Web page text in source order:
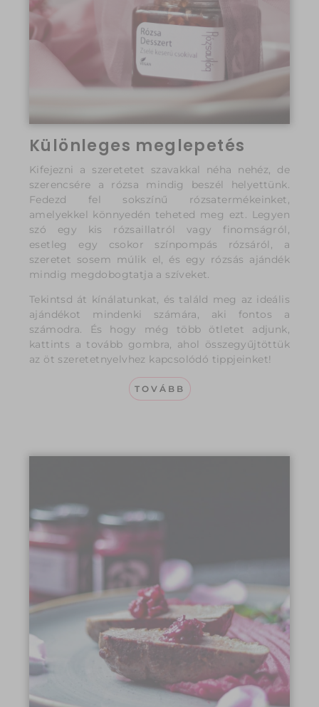
Különleges meglepetés
Kifejezni a szeretetet szavakkal néha nehéz, de
szerencsére a rózsa mindig beszél helyettünk.
Fedezd fel sokszínű rózsatermékeinket,
amelyekkel könnyedén teheted meg ezt. Legyen
szó egy kis rózsaillatról vagy finomságról,
esetleg egy csokor színpompás rózsáról, a
szeretet sosem múlik el, és egy rózsás ajándék
mindig megdobogtatja a szíveket.
Tekintsd át kínálatunkat, és találd meg az ideális
ajándékot mindenki számára, aki fontos a
számodra. És hogy még több ötletet adjunk,
kattints a tovább gombra, ahol összegyűjtöttük
az öt szeretetnyelvhez kapcsolódó tippjeinket!
TOVÁBB